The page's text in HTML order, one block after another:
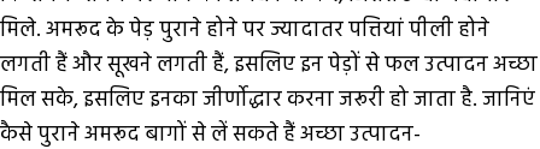
मिले. अमरूद के पेड़ पुराने होने पर ज्यादातर पत्तियां पीली होने
लगती हैं और सूखने लगती हैं, इसलिए इन पेड़ों से फल उत्पादन अच्छा
मिल सके, इसलिए इनका जीर्णोद्धार करना जरूरी हो जाता है. जानिएं
कैसे पुराने अमरूद बागों से लें सकते हैं अच्छा उत्पादन-